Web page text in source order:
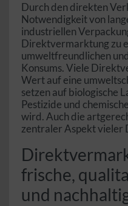
Durch den direkten
Notwendigkeit von
industriellen
Direktvermarktung zu
umweltfreundlichen
Konsums. Viele
Wert auf eine
setzen auf biologische
Pestizide und
wird. Auch die
zentraler Aspekt
frische,
und